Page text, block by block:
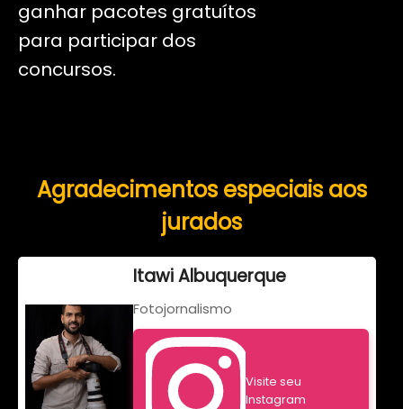
ganhar pacotes gratuítos
para participar dos
concursos.
Agradecimentos especiais aos
jurados
Itawi Albuquerque
Fotojornalismo
Visite seu
Instagram